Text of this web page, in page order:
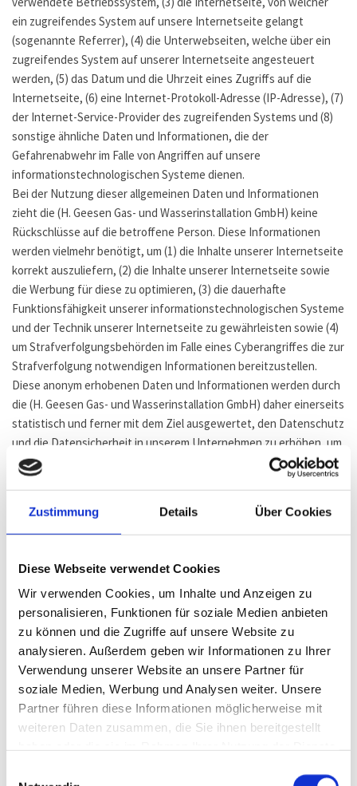
Zustimmung Details Über Cookies
Diese Webseite verwendet Cookies
Wir verwenden Cookies, um Inhalte und Anzeigen zu
personalisieren, Funktionen für soziale Medien anbieten
zu können und die Zugriffe auf unsere Website zu
analysieren. Außerdem geben wir Informationen zu Ihrer
Verwendung unserer Website an unsere Partner für
soziale Medien, Werbung und Analysen weiter. Unsere
Partner führen diese Informationen möglicherweise mit
weiteren Daten zusammen, die Sie ihnen bereitgestellt
ein zugreifendes System auf unsere Internetseite gelangt
(sogenannte Referrer), (4) die Unterwebseiten, welche über ein
zugreifendes System auf unserer Internetseite angesteuert
werden, (5) das Datum und die Uhrzeit eines Zugriffs auf die
Internetseite, (6) eine Internet-Protokoll-Adresse (IP-Adresse), (7)
der Internet-Service-Provider des zugreifenden Systems und (8)
sonstige ähnliche Daten und Informationen, die der
Gefahrenabwehr im Falle von Angriffen auf unsere
informationstechnologischen Systeme dienen.
Bei der Nutzung dieser allgemeinen Daten und Informationen
zieht die (H. Geesen Gas- und Wasserinstallation GmbH) keine
Rückschlüsse auf die betroffene Person. Diese Informationen
werden vielmehr benötigt, um (1) die Inhalte unserer Internetseite
korrekt auszuliefern, (2) die Inhalte unserer Internetseite sowie
die Werbung für diese zu optimieren, (3) die dauerhafte
Funktionsfähigkeit unserer informationstechnologischen Systeme
und der Technik unserer Internetseite zu gewährleisten sowie (4)
um Strafverfolgungsbehörden im Falle eines Cyberangriffes die zur
Strafverfolgung notwendigen Informationen bereitzustellen.
Diese anonym erhobenen Daten und Informationen werden durch
die (H. Geesen Gas- und Wasserinstallation GmbH) daher einerseits
statistisch und ferner mit dem Ziel ausgewertet, den Datenschutz
und die Datensicherheit in unserem Unternehmen zu erhöhen, um
letztlich ein optimales Schutzniveau für die von uns verarbeiteten
personenbezogenen Daten sicherzustellen. Die anonymen Daten
betroffene Person angegebenen personenbezogenen Daten
gespeichert.
5. Registrierung auf unserer Internetseite
Die betroffene Person hat die Möglichkeit, sich auf der
Internetseite des für die Verarbeitung Verantwortlichen unter
Angabe von personenbezogenen Daten zu registrieren. Welche
personenbezogenen Daten dabei an den für die Verarbeitung
Verantwortlichen übermittelt werden, ergibt sich aus der
jeweiligen Eingabemaske, die für die Registrierung verwendet
wird. Die von der betroffenen Person eingegebenen
für eigene Zwecke erhoben und gespeichert. Der für die